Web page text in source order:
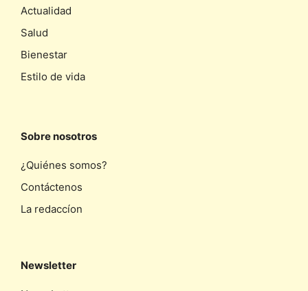
Actualidad
Salud
Bienestar
Estilo de vida
Sobre nosotros
¿Quiénes somos?
Contáctenos
La redaccíon
Newsletter